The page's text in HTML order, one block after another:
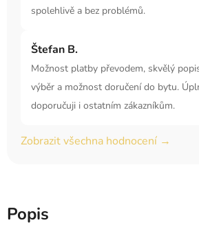
spolehlivě a bez problémů.
Štefan B.
Možnost platby převodem, skvělý
výběr a možnost doručení do bytu.
doporučuji i ostatním zákazníkům.
Zobrazit všechna hodnocení →
Popis